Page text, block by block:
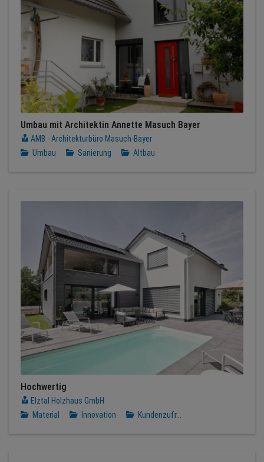
Umbau mit Architektin Annette Masuch Bayer
AMB - Architekturbüro Masuch-Bayer
Umbau
Sanierung Altbau
Hochwertig
Elztal Holzhaus GmbH
Material
Innovation Kundenzufr...